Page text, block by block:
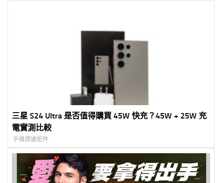
三星 S24 Ultra 是否值得購買 45W 快充？45W + 25W 充
電實測比較
手機週邊配件